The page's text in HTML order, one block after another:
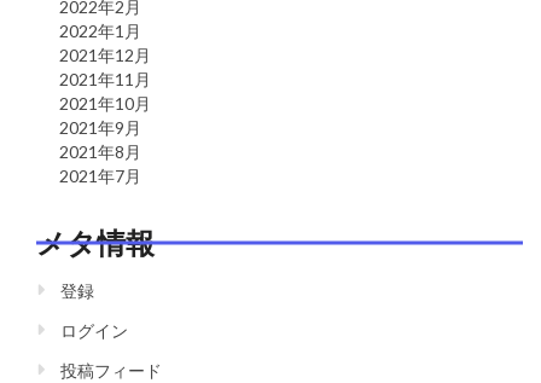
2022年2月
2022年1月
2021年12月
2021年11月
2021年10月
2021年9月
2021年8月
2021年7月
メタ情報
登録
ログイン
投稿フィード